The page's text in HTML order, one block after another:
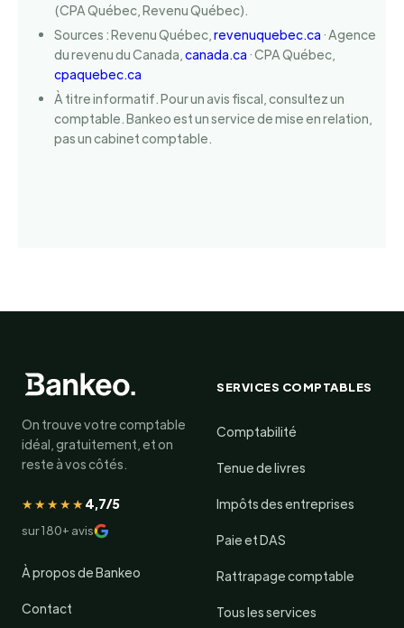
(CPA Québec, Revenu Québec).
Sources : Revenu Québec, revenuquebec.ca · Agence
du revenu du Canada, canada.ca · CPA Québec,
cpaquebec.ca
À titre informatif. Pour un avis fiscal, consultez un
comptable. Bankeo est un service de mise en relation,
pas un cabinet comptable.
On trouve votre comptable
idéal, gratuitement, et on
reste à vos côtés.
★★★★★4,7/5
sur 180+ avis
À propos de Bankeo
Contact
SERVICES COMPTABLES
Comptabilité
Tenue de livres
Impôts des entreprises
Paie et DAS
Rattrapage comptable
Tous les services